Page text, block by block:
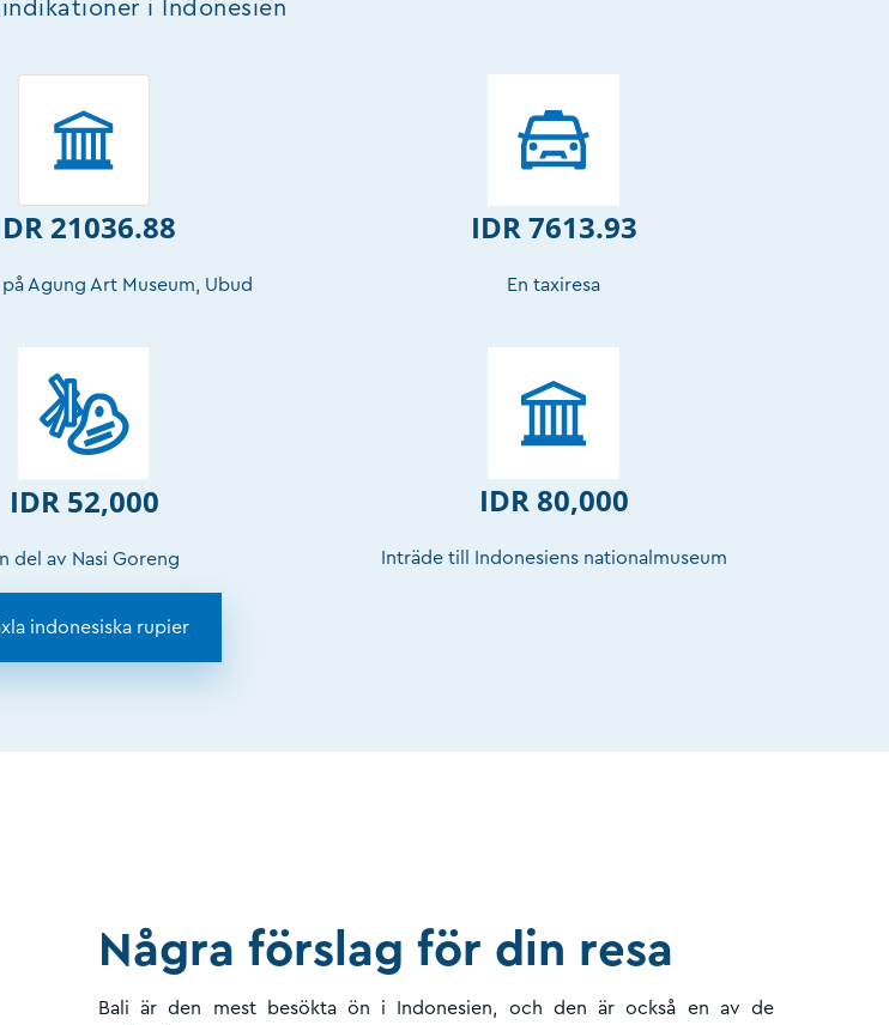
i Indonesien
21036.88
Agung Art Museum, Ubud
IDR 52,000
del av Nasi Goreng
IDR 7613.93
En taxiresa
IDR 80,000
Inträde till Indonesiens nationalmuseum
indonesiska rupier
Några förslag för din resa
Bali är den mest besökta ön i Indonesien, och den är också en av de